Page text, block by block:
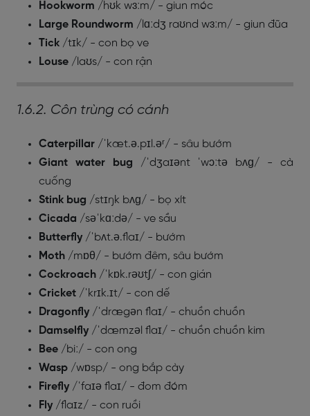
Hookworm /hʊk wɜːm/ - giun móc
Large Roundworm /lɑːdʒ raʊnd wɜːm/ - giun đũa
Tick /tɪk/ - con bọ ve
Louse /laʊs/ - con rận
1.6.2. Côn trùng có cánh
Caterpillar /ˈkæt.ə.pɪl.əʳ/ - sâu bướm
Giant water bug /ˈdʒaɪənt ˈwɔːtə bʌɡ/ - cà
cuống
Stink bug /stɪŋk bʌɡ/ - bọ xít
Cicada /səˈkɑːdə/ - ve sầu
Butterfly /ˈbʌt.ə.flaɪ/ - bướm
Moth /mɒθ/ - bướm đêm, sâu bướm
Cockroach /ˈkɒk.rəʊtʃ/ - con gián
Cricket /ˈkrɪk.ɪt/ - con dế
Dragonfly /ˈdrægən flaɪ/ - chuồn chuồn
Damselfly /ˈdæmzəl flaɪ/ - chuồn chuồn kim
Bee /biː/ - con ong
Wasp /wɒsp/ - ong bắp cày
Firefly /ˈfaɪə flaɪ/ - đom đóm
Fly /flaɪz/ - con ruồi